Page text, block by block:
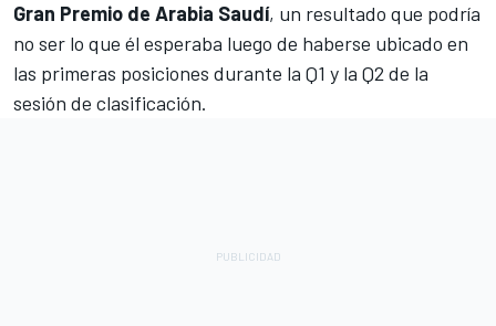
Gran Premio de Arabia Saudí, un resultado que podría
no ser lo que él esperaba luego de haberse ubicado en
las primeras posiciones durante la Q1 y la Q2 de la
sesión de clasificación.